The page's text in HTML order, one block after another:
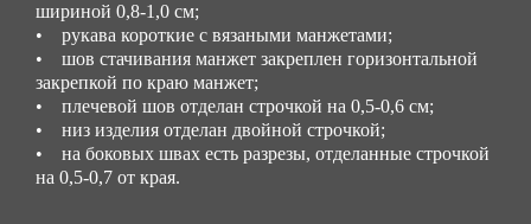
шириной 0,8-1,0 см;
• рукава короткие с вязаными манжетами;
• шов стачивания манжет закреплен горизонтальной
закрепкой по краю манжет;
• плечевой шов отделан строчкой на 0,5-0,6 см;
• низ изделия отделан двойной строчкой;
• на боковых швах есть разрезы, отделанные строчкой
на 0,5-0,7 от края.